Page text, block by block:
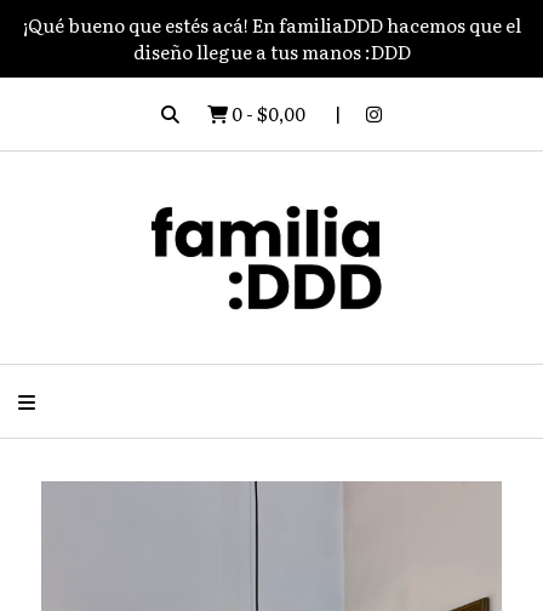
¡Qué bueno que estés acá! En familiaDDD hacemos que el
diseño llegue a tus manos :DDD
0-$0,00